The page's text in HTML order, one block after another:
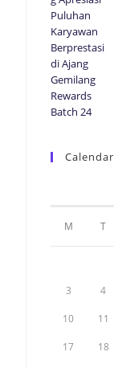
Calendar
M T
3 4
10 11
17 18